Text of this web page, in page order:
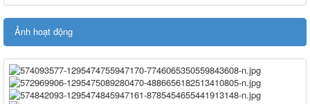
Ảnh hoạt động